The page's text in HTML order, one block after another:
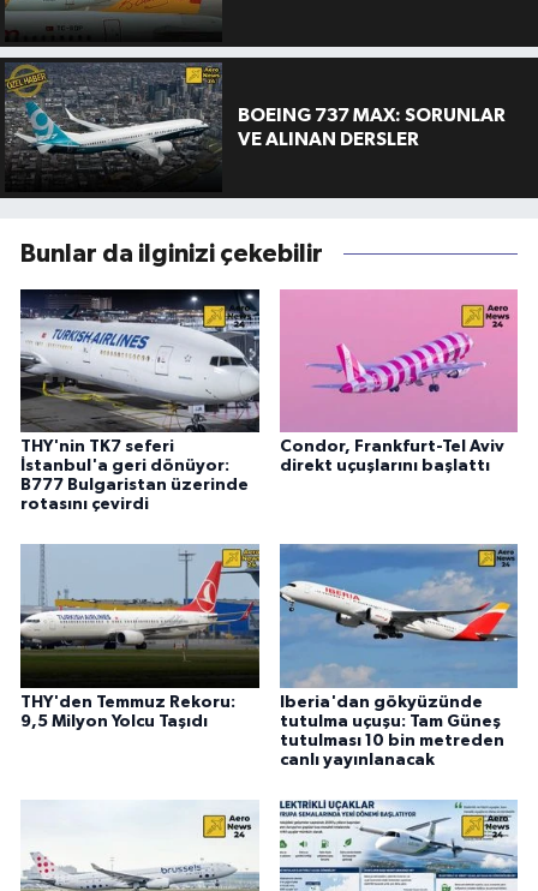
BOEING 737 MAX: SORUNLAR
VE ALINAN DERSLER
Bunlar da ilginizi çekebilir
THY'nin TK7 seferi
İstanbul'a geri dönüyor:
B777 Bulgaristan üzerinde
rotasını çevirdi
Condor, Frankfurt-Tel Aviv
direkt uçuşlarını başlattı
THY'den Temmuz Rekoru:
9,5 Milyon Yolcu Taşıdı
Iberia'dan gökyüzünde
tutulma uçuşu: Tam Güneş
tutulması 10 bin metreden
canlı yayınlanacak